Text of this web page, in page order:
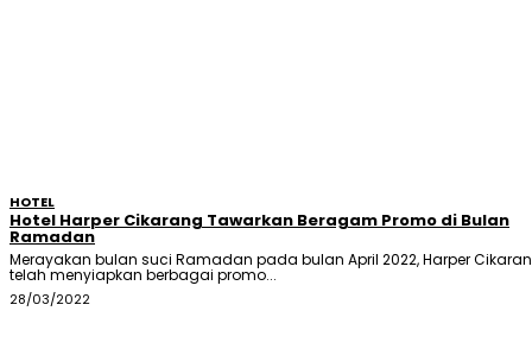
HOTEL
Hotel Harper Cikarang Tawarkan Beragam Promo di Bulan
Ramadan
Merayakan bulan suci Ramadan pada bulan April 2022, Harper
telah menyiapkan berbagai promo...
28/03/2022